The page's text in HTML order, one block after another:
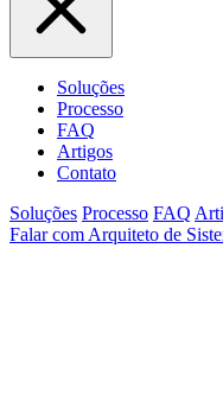
Soluções
Processo
FAQ
Artigos
Contato
Soluções Processo FAQ
Falar com Arquiteto de